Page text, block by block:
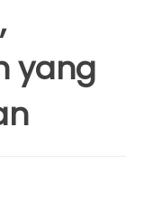
yang